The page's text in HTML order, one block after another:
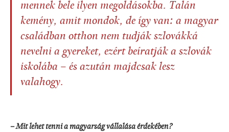
mennek bele ilyen megoldásokba. Talán
kemény, amit mondok, de így van: a magyar
családban otthon nem tudják szlovákká
nevelni a gyereket, ezért beíratják a szlovák
iskolába – és azután majdcsak lesz
valahogy.
– Mit lehet tenni a magyarság vállalása érdekében?